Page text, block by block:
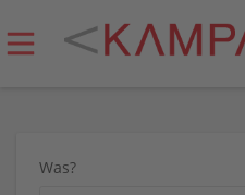
Was?